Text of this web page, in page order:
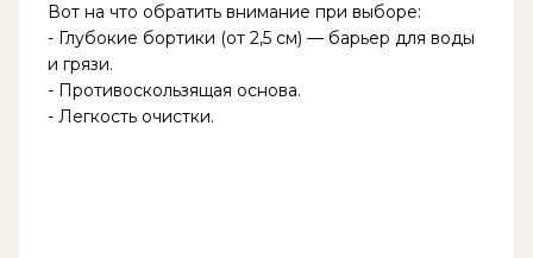
Вот на что обратить внимание при выборе:
- Глубокие бортики (от 2,5 см) — барьер для воды
и грязи.
- Противоскользящая основа.
- Легкость очистки.